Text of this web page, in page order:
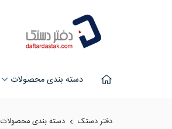
دسته بندی محصولات
دفتر دستک دسته بندی محصولات